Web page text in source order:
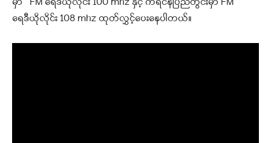
ရေဒီယိုလိုင်း 108 mhz ထုတ်လွှင့်ပေးနေပါတယ်။